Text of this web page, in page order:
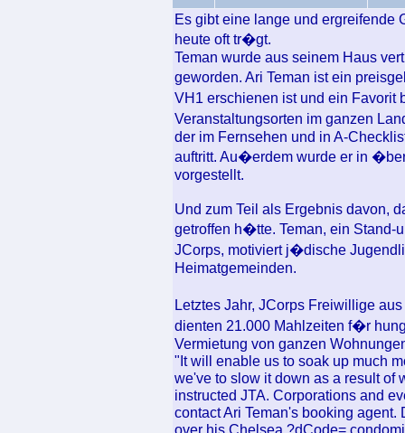
Es gibt eine lange und ergreifende
heute oft tr�gt.
Teman wurde aus seinem Haus
geworden. Ari Teman ist ein
VH1 erschienen ist und ein
Veranstaltungsorten im ganzen
der im Fernsehen und in A-
auftritt. Au�erdem wurde er in
vorgestellt.
Und zum Teil als Ergebnis davon,
getroffen h�tte. Teman, ein Stand-
JCorps, motiviert j�dische
Heimatgemeinden.
Letztes Jahr, JCorps Freiwillige
dienten 21.000 Mahlzeiten f�r
Vermietung von ganzen
"It will enable us to soak up much
we've to slow it down as a result of
instructed JTA. Corporations and
contact Ari Teman's booking
over his Chelsea ?dCode=